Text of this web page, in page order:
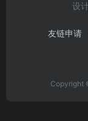
设
友链申请
Copyright